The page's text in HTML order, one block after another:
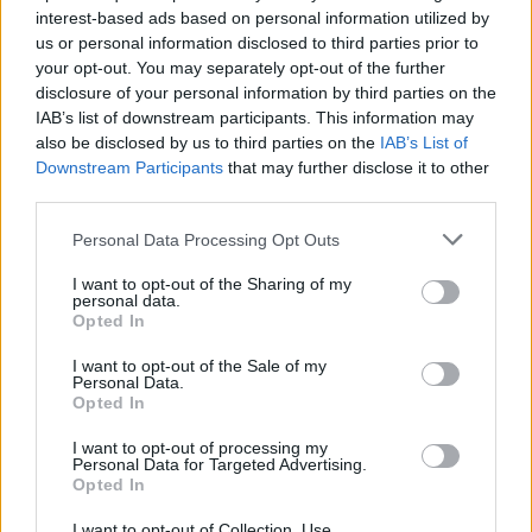
interest-based ads based on personal information utilized by
us or personal information disclosed to third parties prior to
your opt-out. You may separately opt-out of the further
disclosure of your personal information by third parties on the
IAB’s list of downstream participants. This information may
also be disclosed by us to third parties on the IAB’s List of
Downstream Participants that may further disclose it to other
Personal Data Processing Opt Outs
I want to opt-out of the Sharing of my
personal data.
Opted In
I want to opt-out of the Sale of my
Personal Data.
Opted In
I want to opt-out of processing my
Personal Data for Targeted Advertising.
Opted In
28.4.2016 10:52 | PRAHA (ČTK )
Zahradníci vracejí okolí pražské
Čapkovy vily původní podobu
ze 30. let. V plánu je od
podzimu také oprava domu,
muzeum se v něm má otevřít v
roce 2018. Budovu od dědiců koupila za 44 milionů korun Městská
část Praha 10.
Laboratoř ticha z výstavy Expo vystavuje Národní
zemědělské muzeum v Praze
28.4.2016 09:54 | PRAHA (ČTK)
Národní zemědělské muzeum
expozici nazvanou Laboratoř
ticha, která pochází ze světové
výstavy Expo 2015 v Miláně. Speciální světla a akustické efekty v ní
chce poukázat na život, který obklopuje hluk, a nutnost člověka se
vrátit ke kořenům. Veřejnosti se poprvé otevře tento pátek.